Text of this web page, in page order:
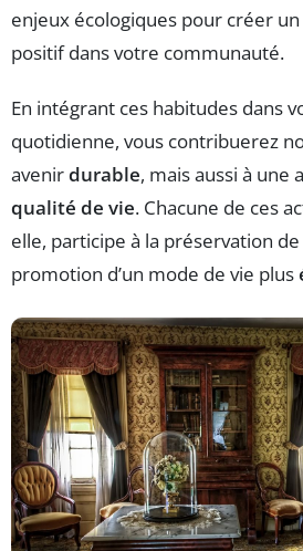
enjeux écologiques pour créer
positif dans votre communauté.
En intégrant ces habitudes dans
quotidienne, vous contribuerez
avenirdurable, mais aussi à
qualité de vie. Chacune de ces
elle, participe à la préservation
promotion d’un mode de vie plus